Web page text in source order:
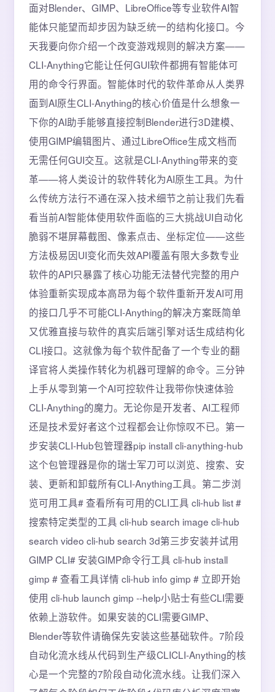
面对Blender、GIMP、LibreOffice等专业软件AI智
能体只能望而却步因为缺乏统一的结构化接口。今
天我要向你介绍一个改变游戏规则的解决方案——
CLI-Anything它能让任何GUI软件都拥有智能体可
用的命令行界面。智能体时代的软件革命从人类界
面到AI原生CLI-Anything的核心价值是什么想象一
下你的AI助手能够直接控制Blender进行3D建模、
使用GIMP编辑图片、通过LibreOffice生成文档而
无需任何GUI交互。这就是CLI-Anything带来的变
革——将人类设计的软件转化为AI原生工具。为什
么传统方法行不通在深入技术细节之前让我们先看
看当前AI智能体使用软件面临的三大挑战UI自动化
脆弱不堪屏幕截图、像素点击、坐标定位——这些
方法极易因UI变化而失效API覆盖有限大多数专业
软件的API只暴露了核心功能无法替代完整的用户
体验重新实现成本高昂为每个软件重新开发AI可用
的接口几乎不可能CLI-Anything的解决方案既简单
又优雅直接与软件的真实后端引擎对话生成结构化
CLI接口。这就像为每个软件配备了一个专业的翻
译官将人类操作转化为机器可理解的命令。三分钟
上手从零到第一个AI可控软件让我带你快速体验
CLI-Anything的魔力。无论你是开发者、AI工程师
还是技术爱好者这个过程都会让你惊叹不已。第一
步安装CLI-Hub包管理器pip install cli-anything-hub
这个包管理器是你的瑞士军刀可以浏览、搜索、安
装、更新和卸载所有CLI-Anything工具。第二步浏
览可用工具# 查看所有可用的CLI工具 cli-hub list #
搜索特定类型的工具 cli-hub search image cli-hub
search video cli-hub search 3d第三步安装并试用
GIMP CLI# 安装GIMP命令行工具 cli-hub install
gimp # 查看工具详情 cli-hub info gimp # 立即开始
使用 cli-hub launch gimp --help小贴士有些CLI需要
依赖上游软件。如果安装的CLI需要GIMP、
Blender等软件请确保先安装这些基础软件。7阶段
自动化流水线从代码到生产级CLICLI-Anything的核
心是一个完整的7阶段自动化流水线。让我们深入